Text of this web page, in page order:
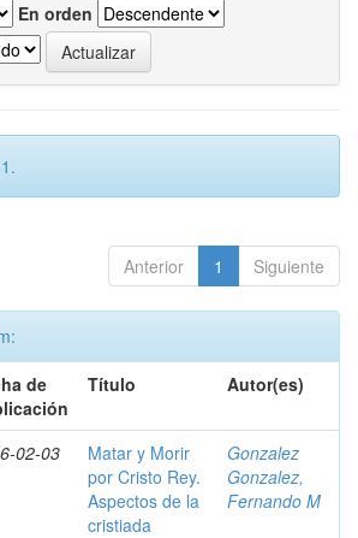
En orden
Anterior 1 Siguiente
de
Título Autor(es)
02-03
Matar y Morir
por Cristo Rey.
Aspectos de la
cristiada
Gonzalez
Gonzalez,
Fernando M